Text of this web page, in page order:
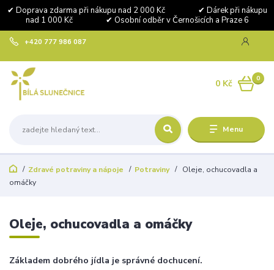
✔ Doprava zdarma při nákupu nad 2 000 Kč ✔ Dárek při nákupu
nad 1 000 Kč ✔ Osobní odběr v Černošicích a Praze 6
Menu
+420 777 986 087
0
0 Kč
Zdravé potraviny a nápoje Potraviny
Oleje, ochucovadla a
omáčky
Oleje, ochucovadla a omáčky
Základem dobrého jídla je správné dochucení.